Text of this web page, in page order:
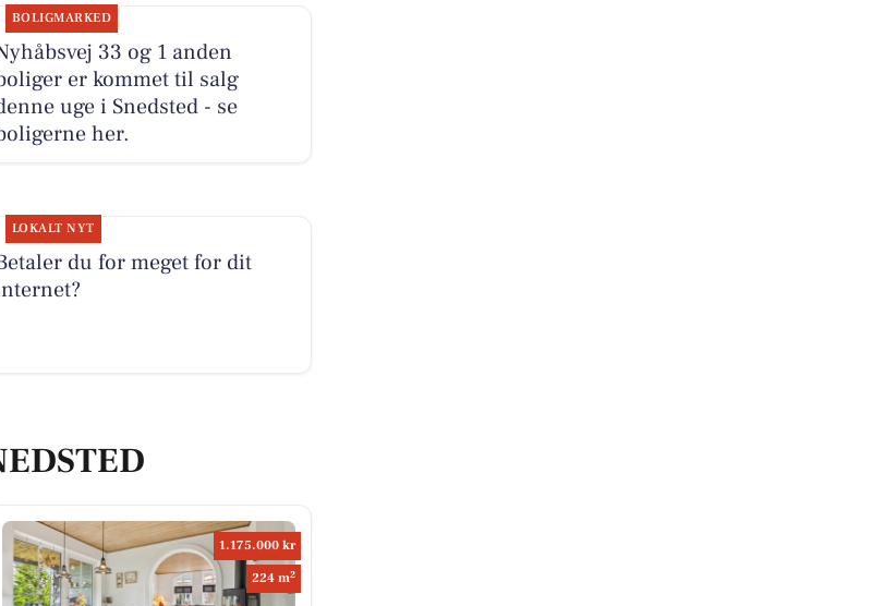
BOLIGMARKED
33 og 1 anden
er kommet til salg
uge i Snedsted - se
her.
LOKALT NYT
du for meget for dit
1.175.000 kr
224 m2